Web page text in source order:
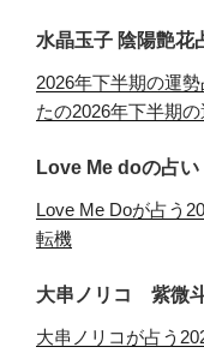
水晶玉子 陰陽艶花
2026年下半期の運
たの2026年下半期
Love Me doの占い
Love Me Doが占う
転機
大串ノリコ 紫微
大串ノリコが占う